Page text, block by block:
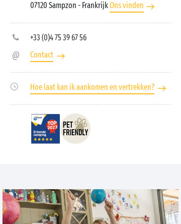
07120 Sampzon - FrankrijkOns vinden
+33 (0)4 75 39 67 56
Contact
Hoe laat kan ik aankomen en vertrekken?